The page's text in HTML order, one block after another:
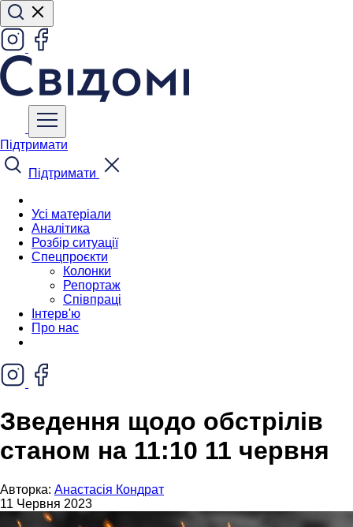
Підтримати
Підтримати
Усі матеріали
Аналітика
Розбір ситуації
Спецпроєкти
Колонки
Репортаж
Співпраці
Інтерв'ю
Про нас
Зведення щодо обстрілів
станом на 11:10 11 червня
Авторка: Анастасія Кондрат
11 Червня 2023